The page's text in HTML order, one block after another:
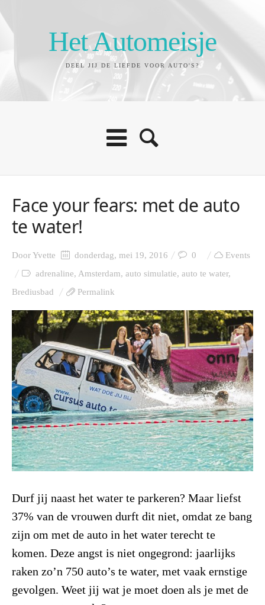
Het Automeisje
DEEL JIJ DE LIEFDE VOOR AUTO'S?
Face your fears: met de auto
te water!
DoorYvette donderdag, mei 19, 2016 0
Events
adrenaline, Amsterdam, auto simulatie, auto te water,
Brediusbad
Permalink
Durf jij naast het water te parkeren? Maar liefst
37% van de vrouwen durft dit niet, omdat ze bang
zijn om met de auto in het water terecht te
komen. Deze angst is niet ongegrond: jaarlijks
raken zo’n 750 auto’s te water, met vaak ernstige
gevolgen. Weet jij wat je moet doen als je met de